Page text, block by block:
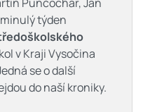
týden
v Kraji Vysočina
se o další
do naší kroniky.